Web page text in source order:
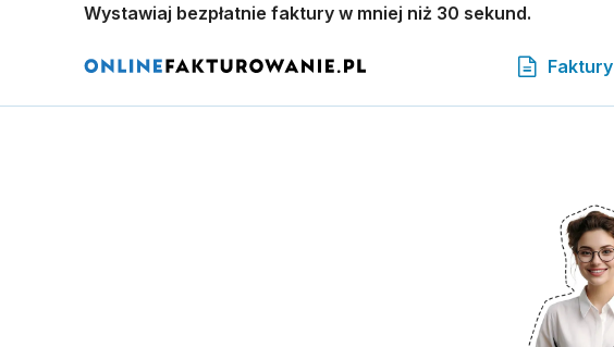
Wystawiaj bezpłatnie faktury w mniej niż 30 sekund.
Faktury